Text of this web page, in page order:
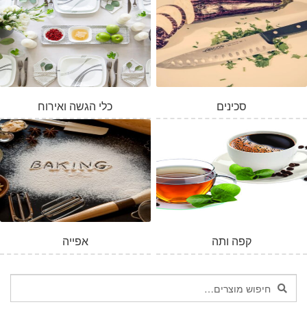
כלי הגשה ואירוח סכינים
אפייה קפה ותה
חיפוש
עבור:
חיפוש